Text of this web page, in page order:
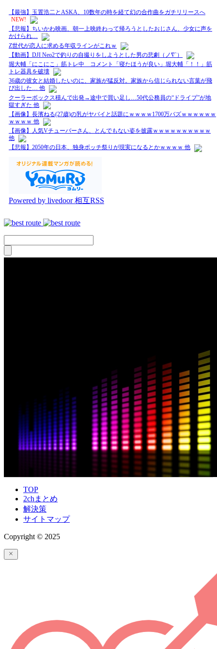
【最強】玉置浩二とASKA、10数年の時を経て幻の合作曲をガチリリースへ
NEW!
【悲報】ちいかわ映画、朝一上映終わって帰ろうとしたおじさん、少女に声を
かけられ…
Z世代が恋人に求める年収ラインがこれｗ
【動画】DJI Neo2で釣りの自撮りをしようとした男の悲劇（ノ∇`）
堀大輔「にこにこ」筋トレ中 コメント「寝たほうが良い」堀大輔「！！」筋
トレ器具を破壊
36歳の彼女と結婚したいのに、家族が猛反対。家族から信じられない言葉が飛
び出した… 他
クーラーボックス積んで出発→途中で買い足し…50代公務員の“ドライブ”が地
獄すぎた 他
【画像】長濱ねる(27歳)の乳がヤバイと話題にｗｗｗｗ1700万バズｗｗｗｗｗｗ
ｗｗｗｗ 他
【画像】人気Vチューバーさん、とんでもない姿を披露ｗｗｗｗｗｗｗｗｗｗ
他
【悲報】2050年の日本、独身ボッチ祭りが現実になるとかｗｗｗｗ 他
Powered by livedoor 相互RSS
TOP
2chまとめ
解決策
サイトマップ
Copyright © 2025